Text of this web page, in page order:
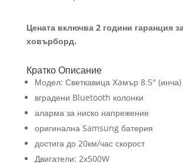
Цената включва 2 години гаранция
ховърборд.
Кратко Описание
Модел: Светкавица Хaмър 8.5″ (инча)
вградени Bluetooth колонки
аларма за ниско напрежение
оригинална Samsung батерия
достига до 20км/час скорост
Двигатели: 2х500W